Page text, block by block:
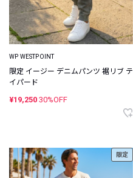
WP WESTPOINT
限定 イージー デニムパンツ 裾リブ テ
イパード
¥19,250 30%OFF
限定